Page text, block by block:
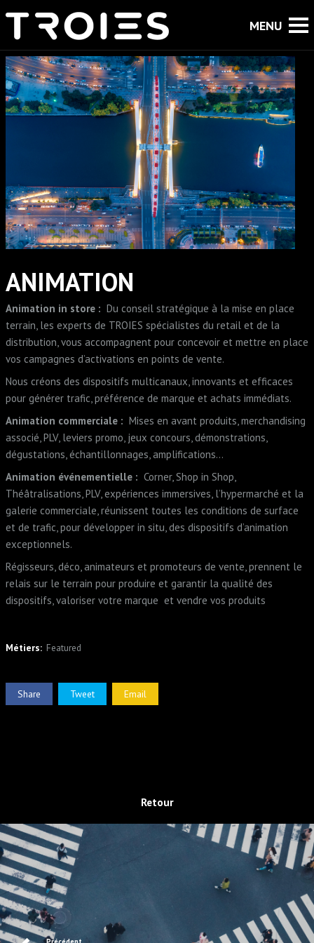
ANIMATION
Animation in store : Du conseil stratégique à la mise en place
terrain, les experts de TROIES spécialistes du retail et de la
distribution, vous accompagnent pour concevoir et mettre en place
vos campagnes d’activations en points de vente.
Nous créons des dispositifs multicanaux, innovants et efficaces
pour générer trafic, préférence de marque et achats immédiats.
Animation commerciale : Mises en avant produits, merchandising
associé, PLV, leviers promo, jeux concours, démonstrations,
dégustations, échantillonnages, amplifications…
Animation événementielle : Corner, Shop in Shop,
Théâtralisations, PLV, expériences immersives, l’hypermarché et la
galerie commerciale, réunissent toutes les conditions de surface
et de trafic, pour développer in situ, des dispositifs d’animation
exceptionnels.
Régisseurs, déco, animateurs et promoteurs de vente, prennent le
relais sur le terrain pour produire et garantir la qualité des
dispositifs, valoriser votre marque et vendre vos produits
Métiers: Featured
Share Tweet Email
Retour